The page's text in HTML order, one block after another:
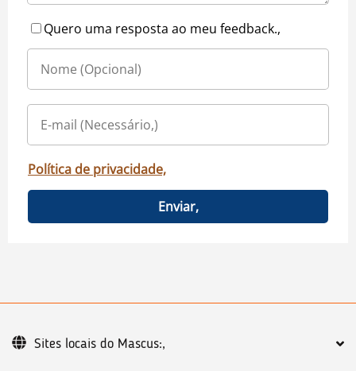
Quero uma resposta ao meu feedback.,
Política de privacidade,
Enviar,
Sites locais do Mascus:,